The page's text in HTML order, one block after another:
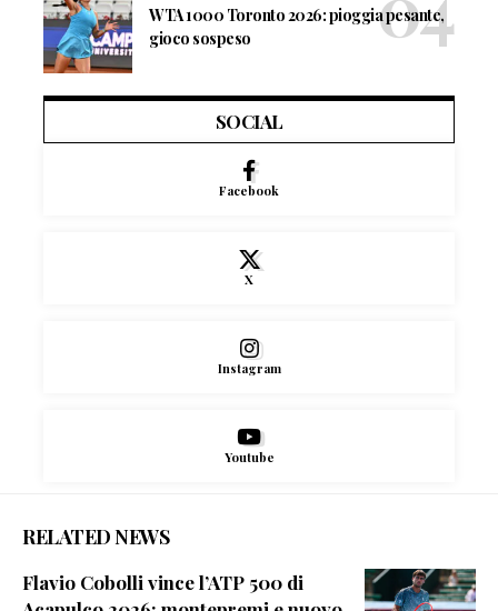
WTA 1000 Toronto 2026: pioggia pesante,
gioco sospeso
SOCIAL
Facebook
X
Instagram
Youtube
RELATED NEWS
Flavio Cobolli vince l’ATP 500 di